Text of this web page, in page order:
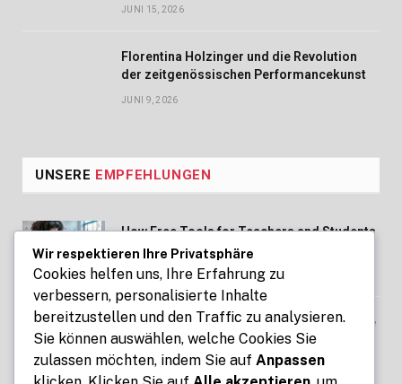
JUNI 15, 2026
Florentina Holzinger und die Revolution
der zeitgenössischen Performancekunst
JUNI 9, 2026
UNSERE EMPFEHLUNGEN
How Free Tools for Teachers and Students
Make Education Easier with ClassTools24
AUGUST 6, 2026
Zeitrechner für Arbeit, Reisen und Projekte
– Zeitabstände schnell ermitteln
AUGUST 3, 2026
Wir respektieren Ihre Privatsphäre
Cookies helfen uns, Ihre Erfahrung zu
verbessern, personalisierte Inhalte
bereitzustellen und den Traffic zu analysieren.
Sie können auswählen, welche Cookies Sie
zulassen möchten, indem Sie auf Anpassen